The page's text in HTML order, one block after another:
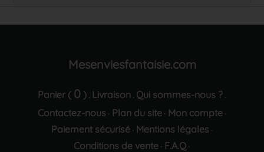
Mesenviesfantaisie.com
Panier ( 0 ) . Livraison . Qui sommes-nous ? .
Contactez-nous · Plan du site· Mon compte·
Paiement sécurisé· Mentions légales ·
Conditions de vente · F.A.Q ·